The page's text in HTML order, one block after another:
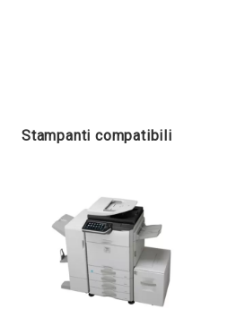
Stampanti compatibili